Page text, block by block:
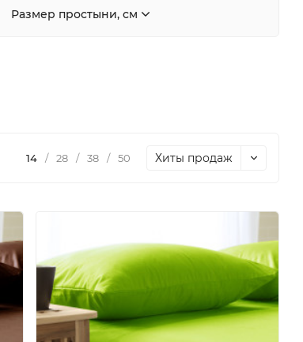
Размер простыни, см
14 / 28 / 38 / 50 Хиты продаж